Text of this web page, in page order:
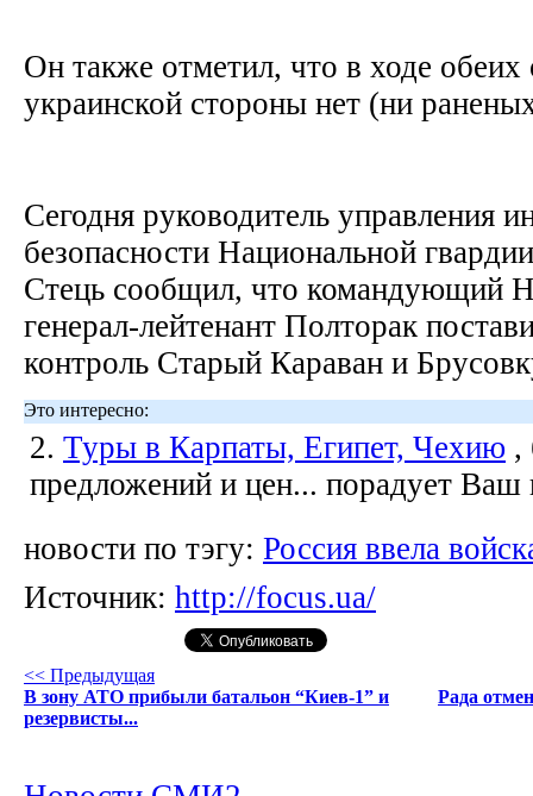
Он также отметил, что в ходе обеих
украинской стороны нет (ни
Сегодня руководитель управления
безопасности Национальной
Стець сообщил, что командующий
генерал-лейтенант Полторак
контроль Старый Караван и
Это интересно:
2. Туры в Карпаты, Египет, Чехию ,
предложений и цен... порадует Ваш
новости по тэгу: Россия ввела
Источник: http://focus.ua/
<< Предыдущая
В зону АТО прибыли батальон “Киев-1” и
резервисты...
Рада